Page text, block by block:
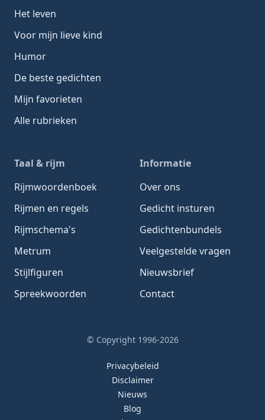
Het leven
Voor mijn lieve kind
Humor
De beste gedichten
Mijn favorieten
Alle rubrieken
Taal & rijm
Rijmwoordenboek
Rijmen en regels
Rijmschema's
Metrum
Stijlfiguren
Spreekwoorden
Informatie
Over ons
Gedicht insturen
Gedichtenbundels
Veelgestelde vragen
Nieuwsbrief
Contact
© Copyright 1996-2026
Privacybeleid
Disclaimer
Nieuws
Blog